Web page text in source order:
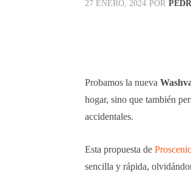
27 ENERO, 2024 POR
Probamos la nueva
hogar, sino que también
accidentales.
Esta propuesta de Proscenic
sencilla y rápida,